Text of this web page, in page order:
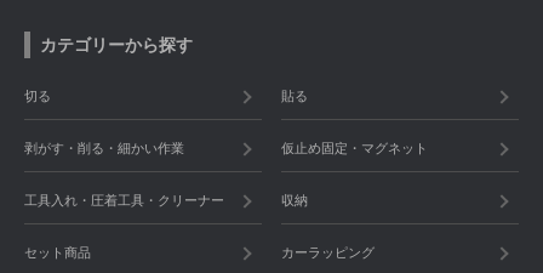
カテゴリーから探す
切る 貼る
剥がす・削る・細かい作業 仮止め固定・マグネット
工具入れ・圧着工具・クリーナー 収納
セット商品 カーラッピング